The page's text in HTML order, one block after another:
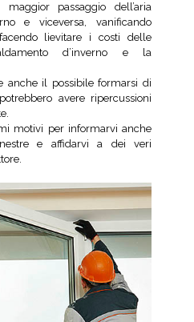
passaggio dell’aria
e viceversa, vanificando
lievitare i costi delle
d’inverno e la
anche il possibile formarsi di
avere ripercussioni
motivi per informarvi anche
e affidarvi a dei veri